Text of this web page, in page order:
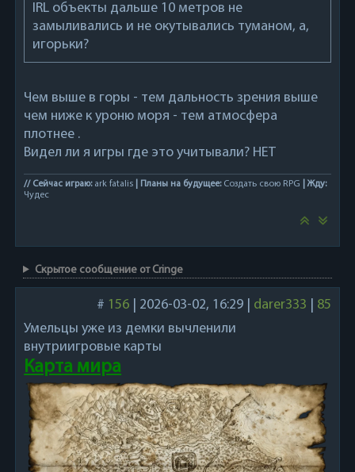
IRL объекты дальше 10 метров не
замыливались и не окутывались туманом, а,
игорьки?
Чем выше в горы - тем дальность зрения выше
чем ниже к уроню моря - тем атмосфера
плотнее .
Видел ли я игры где это учитывали? НЕТ
// Сейчас играю:ark fatalis | Планы на будущее:Создать свою RPG
| Жду:
Чудес
Скрытое сообщение от Cringe
# 156| 2026-03-02, 16:29 darer333
85
Умельцы уже из демки вычленили
внутриигровые карты
Карта мира